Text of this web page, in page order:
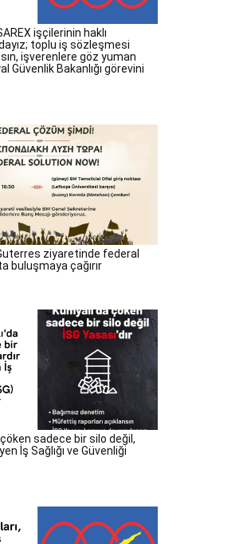
işçilerinin haklı
toplu iş sözleşmesi
işverenlere göz yuman
Güvenlik Bakanlığı görevini
Guterres ziyaretinde federal
buluşmaya çağırır
çöken sadece bir silo değil,
İş Sağlığı ve Güvenliği